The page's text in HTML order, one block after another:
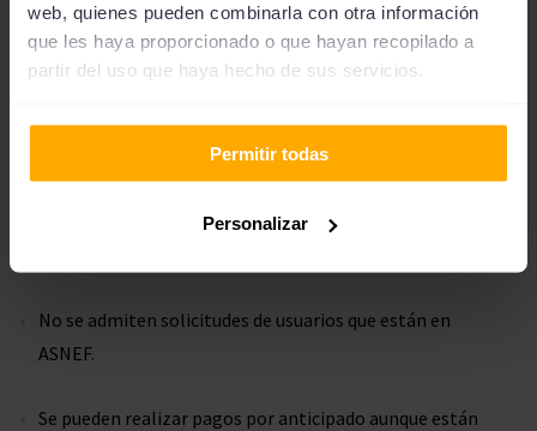
web, quienes pueden combinarla con otra información
que les haya proporcionado o que hayan recopilado a
partir del uso que haya hecho de sus servicios.
Permitir todas
Personalizar
El importe mínimo que se puede solicitar es de 200
euros mientras que el máximo es de 3000 euros. Esta
El plazo de amortización va de los 3 meses hasta los 15
No se admiten solicitudes de usuarios que están en
ASNEF.
Se pueden realizar pagos por anticipado aunque están